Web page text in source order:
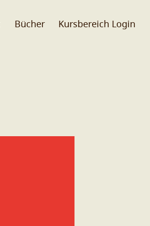
Bücher Kursbereich Login